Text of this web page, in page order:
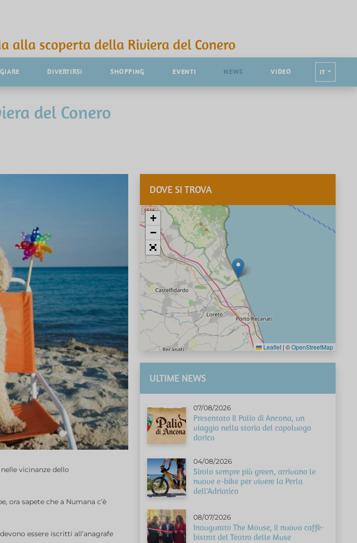
alla scoperta della Riviera del Conero
DIVERTIRSI SHOPPING EVENTI NEWS VIDEO IT
del Conero
nelle vicinanze dello
ora sapete che a Numana c’è
essere iscritti all’anagrafe
DOVE SI TROVA
+
−
Leaflet | ©OpenStreetMap
ULTIME NEWS
07/08/2026
Presentato Il Palio di Ancona, un
viaggio nella storia del capoluogo
dorico
04/08/2026
Sirolo sempre più green, arrivano le
nuove e-bike per vivere la Perla
dell'Adriatico
08/07/2026
Inaugurato The Mouse, il nuovo caffè-
bistrot del Teatro delle Muse